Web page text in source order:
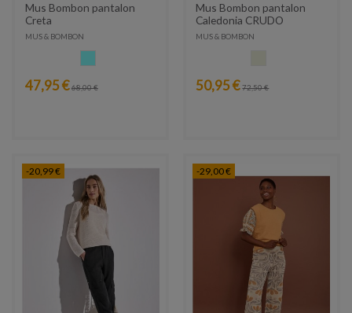
Mus Bombon pantalon
Creta
MUS & BOMBON
47,95 €68,00 €
Mus Bombon pantalon
Caledonia CRUDO
MUS & BOMBON
50,95 € 72,50 €
-20,99 € -29,00 €